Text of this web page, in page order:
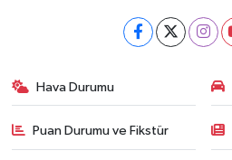
Hava Durumu
Puan Durumu ve Fikstür